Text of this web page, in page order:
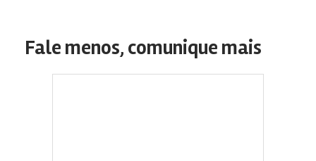
Fale menos, comunique mais